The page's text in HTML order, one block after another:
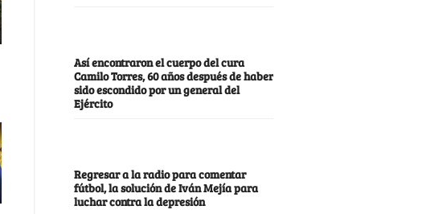
Así encontraron el cuerpo del cura
Camilo Torres, 60 años después de haber
sido escondido por un general del
Ejército
Regresar a la radio para comentar
fútbol, la solución de Iván Mejía para
luchar contra la depresión